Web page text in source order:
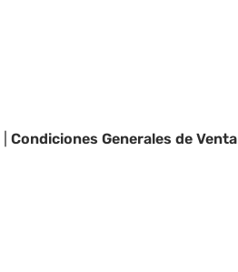
Condiciones Generales de Venta